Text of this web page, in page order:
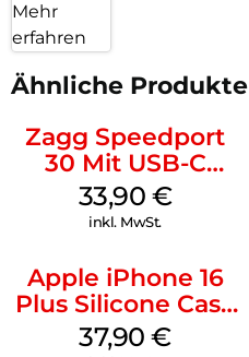
Mehr
erfahren
Ähnliche Produkte
Zagg Speedport
30 Mit USB-C
Kabel Weiß
33,90 €
inkl. MwSt.
Apple iPhone 16
Plus Silicone Case
MagSafe Lake
37,90€